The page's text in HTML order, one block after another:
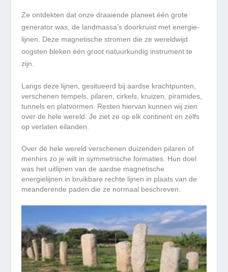
Ze ontdekten dat onze draaiende planeet één grote
generator was, de landmassa’s doorkruist met energie-
lijnen. Deze magnetische stromen die ze wereldwijd
oogsten bleken één groot natuurkundig instrument te
zijn.
Langs deze lijnen, gesitueerd bij aardse krachtpunten,
verschenen tempels, pilaren, cirkels, kruizen, piramides,
tunnels en platvormen. Resten hiervan kunnen wij zien
over de hele wereld. Je ziet ze op elk continent en zelfs
op verlaten eilanden.
Over de hele wereld verschenen duizenden pilaren of
menhirs zo je wilt in symmetrische formaties. Hun doel
was het uitlijnen van de aardse magnetische
energielijnen in bruikbare rechte lijnen in plaats van de
meanderende paden die ze normaal beschreven.